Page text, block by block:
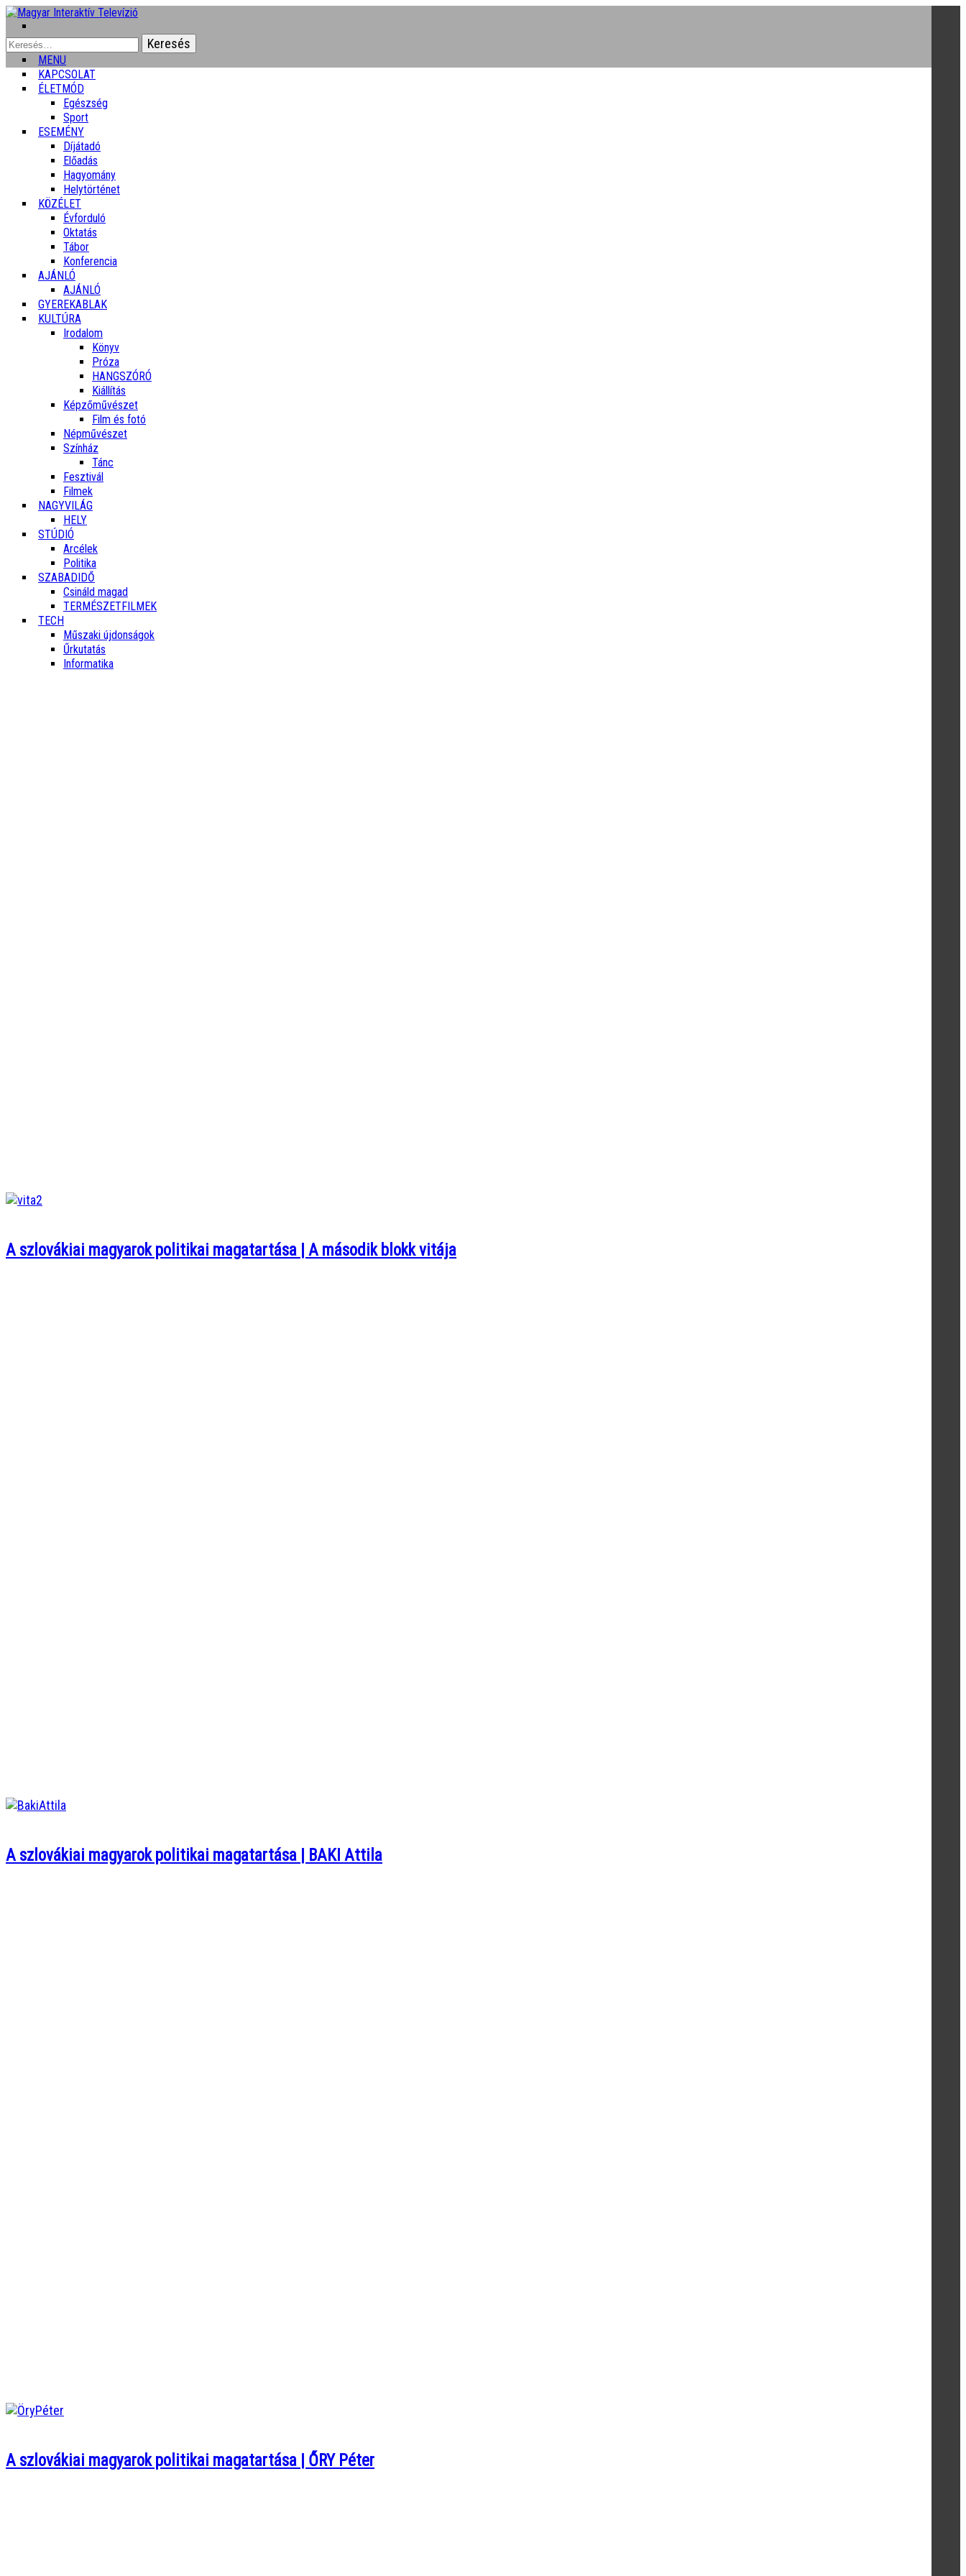
Keresés:
MENU
KAPCSOLAT
ÉLETMÓD
Egészség
Sport
ESEMÉNY
Díjátadó
Előadás
Hagyomány
Helytörténet
KÖZÉLET
Évforduló
Oktatás
Tábor
Konferencia
AJÁNLÓ
AJÁNLÓ
GYEREKABLAK
KULTÚRA
Irodalom
Könyv
Próza
HANGSZÓRÓ
Kiállítás
Képzőművészet
Film és fotó
Népművészet
Színház
Tánc
Fesztivál
Filmek
NAGYVILÁG
HELY
STÚDIÓ
Arcélek
Politika
SZABADIDŐ
Csináld magad
TERMÉSZETFILMEK
TECH
Műszaki újdonságok
Űrkutatás
Informatika
A szlovákiai magyarok politikai magatartása | A második blokk vitája
A szlovákiai magyarok politikai magatartása | BAKI Attila
A szlovákiai magyarok politikai magatartása | ŐRY Péter